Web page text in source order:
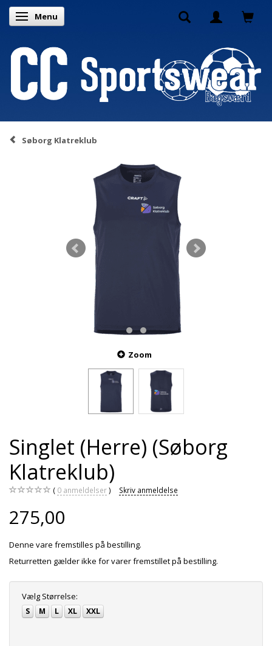
Skifte navigation
Menu
Søborg Klatreklub
Zoom
Singlet (Herre) (Søborg
Klatreklub)
0 anmeldelser Skriv anmeldelse
275,00
Denne vare fremstilles på bestilling.
Returretten gælder ikke for varer fremstillet på bestilling.
Vælg Størrelse:
S M L XL XXL